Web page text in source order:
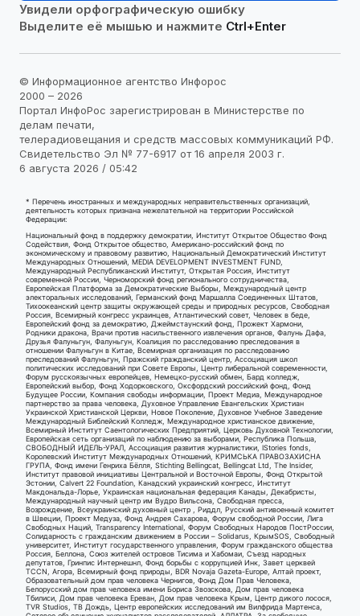
Увидели орфографическую ошибку
Выделите её мышью и нажмите Ctrl+Enter
© Информационное агентство Инфорос
2000 – 2026
Портал ИнфоРос зарегистрирован в Министерстве по
делам печати,
телерадиовещания и средств массовых коммуникаций РФ.
Свидетельство Эл № 77-6917 от 16 апреля 2003 г.
6 августа 2026 / 05:42